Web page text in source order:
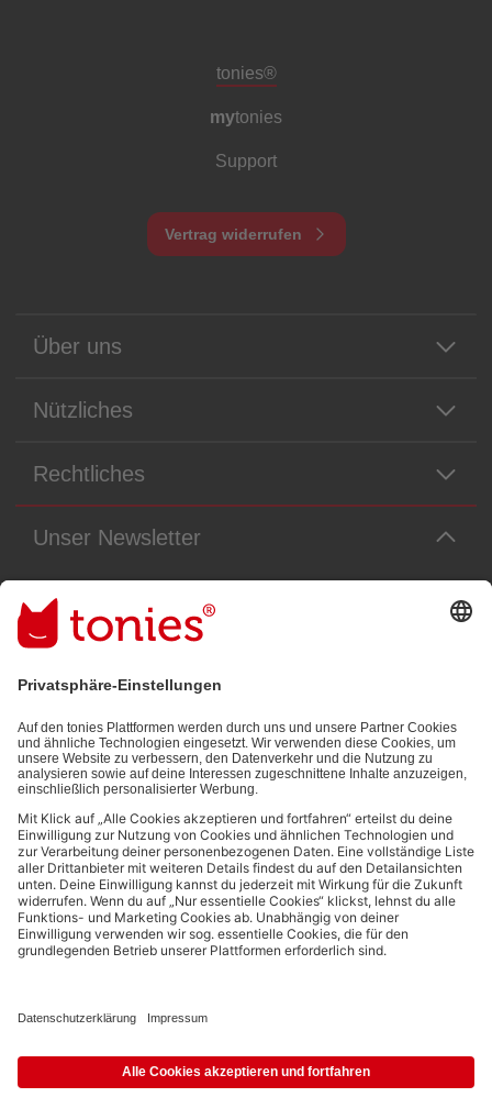
Meta-Navigation Footer
tonies®
mytonies
Support
Vertrag widerrufen
Über uns
Nützliches
Rechtliches
Unser Newsletter
E-Mail-Addresse
Mit dem Absenden abonnierst du unseren E-Mail-Newsletter, der auf
und den von dir zu Werbezwecken bereitgestellten
Interaktionsinformationen (z.B. Abspielinformationen) basiert. Du
kannst den Newsletter jederzeit kostenlos abbestellen.
Datenschutzbestimmungen.
Bezahlmethoden:
© 2026 tonies GmbH